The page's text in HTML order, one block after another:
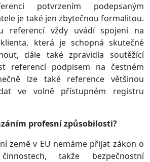
potvrzením podepsaným
je také jen zbytečnou formalitou.
referencí vždy uvádí spojení na
která je schopná skutečné
dále také zpravidla soutěžící
referencí podpisem na čestném
lze také reference většinou
ve volně přístupném registru
profesní způsobilosti?
země v EU nemáme přijat zákon o
takže bezpečnostní